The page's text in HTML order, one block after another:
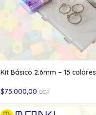
Kit Básico 2.6mm – 15 colores
$75.000,00 COP